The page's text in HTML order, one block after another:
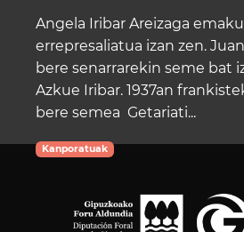
Angela Iribar Areizaga
errepresaliatua izan zen.
bere senarrarekin seme bat
Azkue Iribar. 1937an
bere semea Getariati...
Kanporatuak